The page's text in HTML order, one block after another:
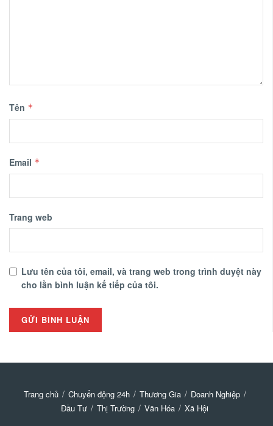
Tên *
Email *
Trang web
Lưu tên của tôi, email, và trang web trong trình duyệt này
cho lần bình luận kế tiếp của tôi.
Trang chủ Chuyển động 24h Thương Gia
Doanh Nghiệp
Đầu Tư
Thị Trường Văn Hóa Xã Hội